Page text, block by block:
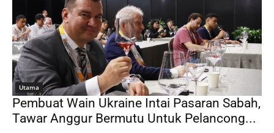
Utama
Pembuat Wain Ukraine Intai Pasaran Sabah,
Tawar Anggur Bermutu Untuk Pelancong...